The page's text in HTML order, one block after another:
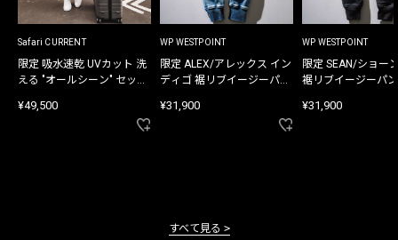
Safari CURRENT
限定 吸水速乾 UVカット 洗
える "オールシーン" セット
¥49,500
WP WESTPOINT
限定 ALEX/アレックス イン
ディゴ 裾リブイージーパン
¥31,900
WP WESTPOINT
限定 SEAN/ショー
裾リブイージーパ
¥31,900
すべて見る